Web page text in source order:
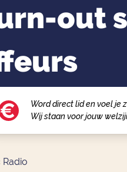
out
Word direct lid en voel je
Wij staan voor jouw
Radio